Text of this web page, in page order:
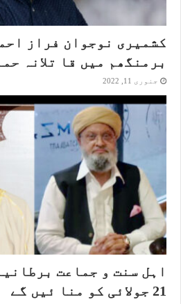
کشمیری نوجوان فراز
برمنگھم میں قا تلانہ
جنوری 11, 2022
اہل سنت و جماعت
21 جولائی کو منا ئیں گے